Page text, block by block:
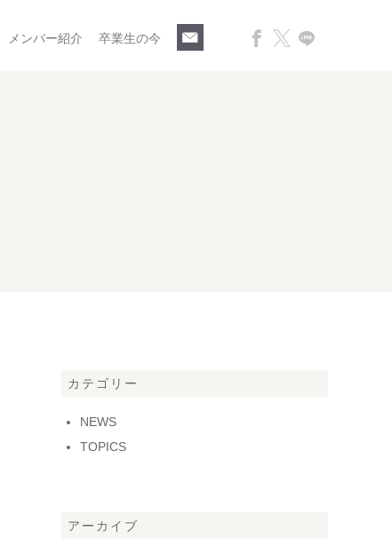
メンバー紹介 卒業生の今
カテゴリー
NEWS
TOPICS
アーカイブ